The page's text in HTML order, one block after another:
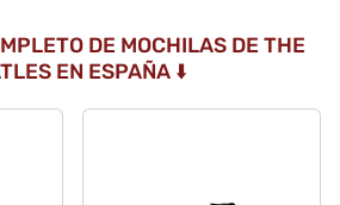
DE MOCHILAS DE THE
EN ESPAÑA ⬇️